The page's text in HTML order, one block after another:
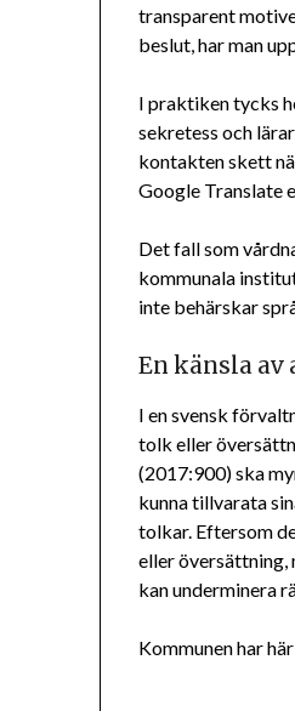
transparent
beslut, har man
I praktiken tycks
sekretess och
kontakten skett
Google Translate
Det fall som
kommunala
inte behärskar
En känsla av
I en svensk
tolk eller
(2017:900) ska
kunna tillvarata
tolkar. Eftersom
eller översättning,
kan underminera
Kommunen har